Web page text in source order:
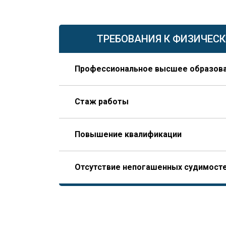
ТРЕБОВАНИЯ К
Профессиональное высшее
Стаж работы
года из которых – на руководящей
Опыт работы по специальности – не менее 10
НОСТРОЙ, допускающего начало отсчета
Повышение квалификации
последних пяти лет.
Отсутствие непогашенных
В том числе, уголовного преследования.